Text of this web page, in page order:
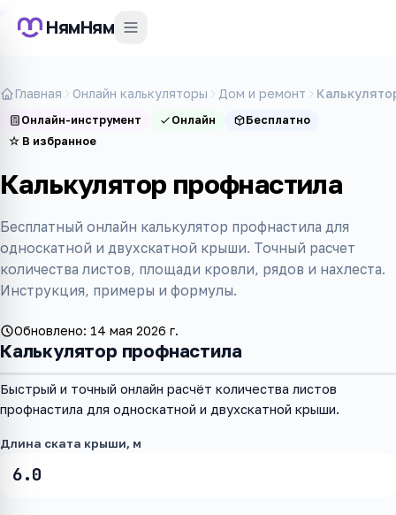
НямНям
Главная Онлайн калькуляторы Дом и ремонт
Онлайн-инструмент Онлайн
Бесплатно
☆ В избранное
Калькулятор профнастила
Бесплатный онлайн калькулятор профнастила для
односкатной и двухскатной крыши. Точный расчет
количества листов, площади кровли, рядов и нахлеста.
Инструкция, примеры и формулы.
Обновлено: 14 мая 2026 г.
Калькулятор профнастила
Быстрый и точный онлайн расчёт количества листов
профнастила для односкатной и двухскатной крыши.
Длина ската крыши, м